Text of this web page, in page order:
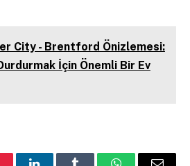
City - Brentford Önizlemesi:
İçin Önemli Bir Ev